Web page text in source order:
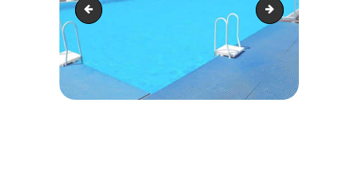
Pataugeoirs ludiques Piscine hors sol 2